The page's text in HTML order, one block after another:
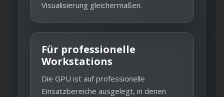
Visualisierung gleichermaßen.
Für professionelle
Workstations
Die GPU ist auf professionelle
Einsatzbereiche ausgelegt, in denen